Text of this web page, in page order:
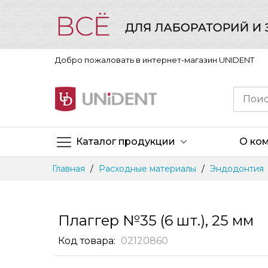
Добро пожаловать в интернет-магазин UNIDENT
Каталог продукции О
Главная Расходные материалы Эндодонтия
Плаггер №35 (6 шт.), 25 мм
Код товара 02120860